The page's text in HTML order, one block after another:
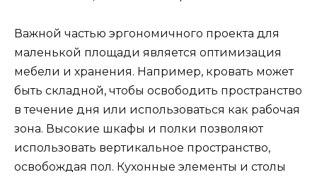
Важной частью эргономичного проекта для
маленькой площади является оптимизация
мебели и хранения. Например, кровать может
быть складной, чтобы освободить пространство
в течение дня или использоваться как рабочая
зона. Высокие шкафы и полки позволяют
использовать вертикальное пространство,
освобождая пол. Кухонные элементы и столы